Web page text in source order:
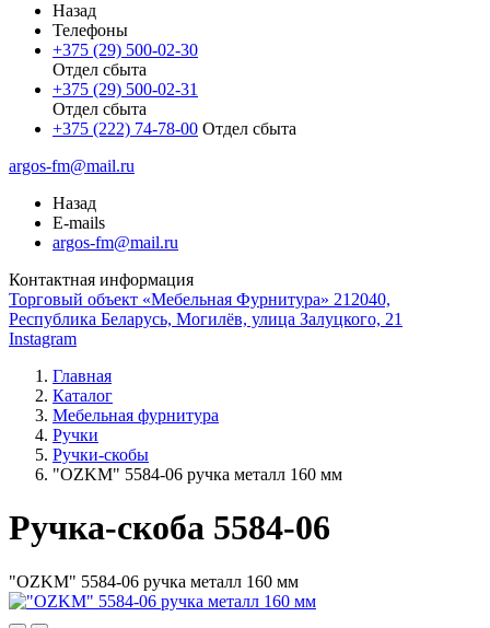
Назад
Телефоны
+375 (29) 500-02-30
Отдел сбыта
+375 (29) 500-02-31
Отдел сбыта
+375 (222) 74-78-00 Отдел сбыта
argos-fm@mail.ru
Назад
E-mails
argos-fm@mail.ru
Контактная информация
Торговый объект «Мебельная Фурнитура» 212040,
Республика Беларусь, Могилёв, улица Залуцкого, 21
Instagram
Главная
Каталог
Мебельная фурнитура
Ручки
Ручки-скобы
"OZKM" 5584-06 ручка металл 160 мм
Ручка-скоба 5584-06
"OZKM" 5584-06 ручка металл 160 мм